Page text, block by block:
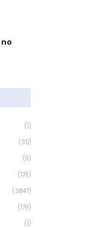
(1)
(35)
(9)
(179)
(3847)
(179)
(1)